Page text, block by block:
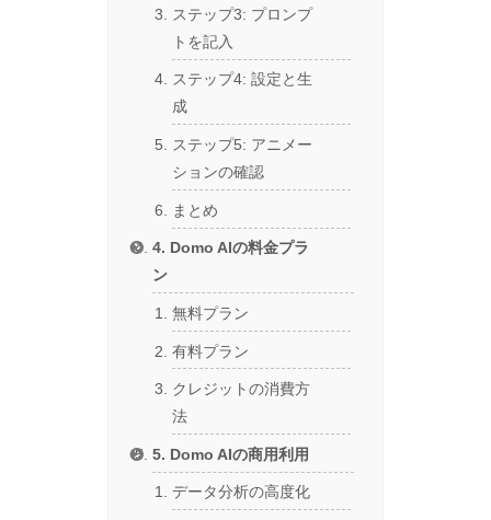
ステップ3: プロンプ
トを記入
ステップ4: 設定と生
成
ステップ5: アニメー
ションの確認
まとめ
4. Domo AIの料金プラ
ン
無料プラン
有料プラン
クレジットの消費方
法
5. Domo AIの商用利用
データ分析の高度化